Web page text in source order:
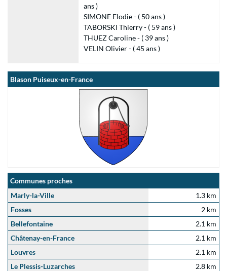
ans )
SIMONE Elodie - ( 50 ans )
TABORSKI Thierry - ( 59 ans )
THUEZ Caroline - ( 39 ans )
VELIN Olivier - ( 45 ans )
Blason Puiseux-en-France
Communes proches
Marly-la-Ville
1.3 km
Fosses
2 km
Bellefontaine
2.1 km
Châtenay-en-France
2.1 km
Louvres
2.1 km
Le Plessis-Luzarches
2.8 km